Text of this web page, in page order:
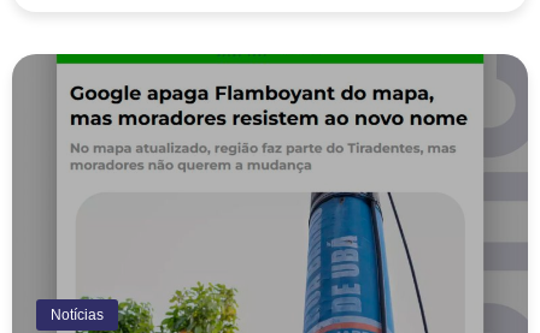
Notícias